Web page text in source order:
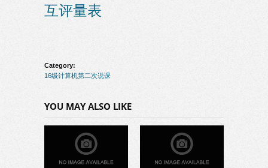
互评量表
Category:
16级计算机第二次说课
YOU MAY ALSO LIKE